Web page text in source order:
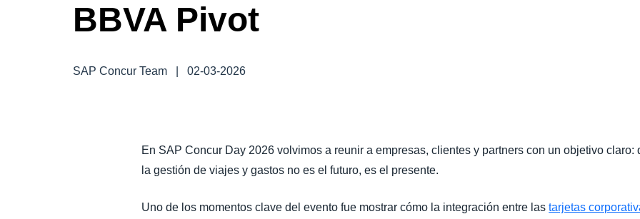
FRAUDE Y CUMPLIMIENTO
BBVA Pivot
SAP Concur Team
02-03-2026
En SAP Concur Day 2026 volvimos a reunir a empresas, clientes y partners con un objetivo claro:
la gestión de viajes y gastos no es el futuro, es el presente.
Uno de los momentos clave del evento fue mostrar cómo la integración entre lastarjetas